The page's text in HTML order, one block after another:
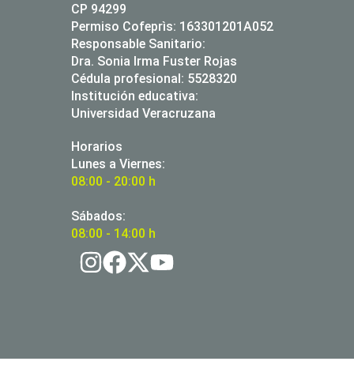
CP 94299
Permiso Cofeprìs: 163301201A052
Responsable Sanitario:
Dra. Sonia Irma Fuster Rojas
Cédula profesional: 5528320
Institución educativa:
Universidad Veracruzana
Horarios
Lunes a Viernes:
08:00 - 20:00 h
Sábados:
08:00 - 14:00 h